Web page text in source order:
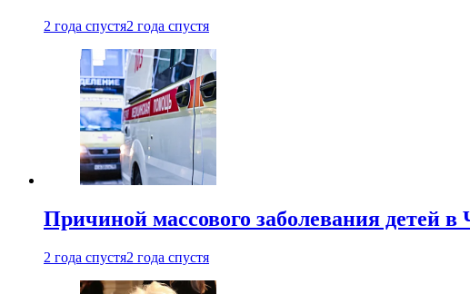
2 года спустя2 года спустя
Причиной массового заболевания детей
2 года спустя2 года спустя